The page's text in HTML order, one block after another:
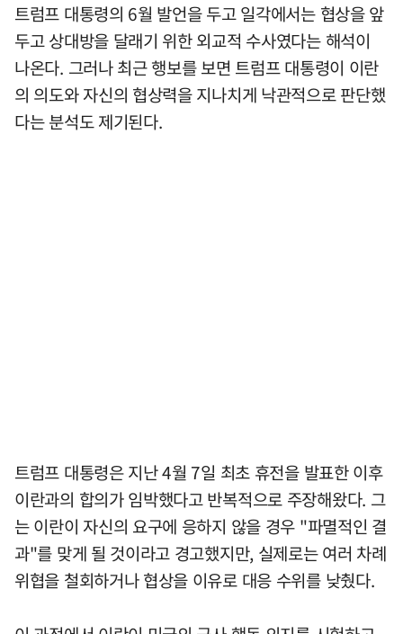
트럼프 대통령의 6월 발언을 두고 일각에서는 협상을 앞
두고 상대방을 달래기 위한 외교적 수사였다는 해석이
나온다. 그러나 최근 행보를 보면 트럼프 대통령이 이란
의 의도와 자신의 협상력을 지나치게 낙관적으로 판단했
다는 분석도 제기된다.
트럼프 대통령은 지난 4월 7일 최초 휴전을 발표한 이후
이란과의 합의가 임박했다고 반복적으로 주장해왔다. 그
는 이란이 자신의 요구에 응하지 않을 경우 "파멸적인 결
과"를 맞게 될 것이라고 경고했지만, 실제로는 여러 차례
위협을 철회하거나 협상을 이유로 대응 수위를 낮췄다.